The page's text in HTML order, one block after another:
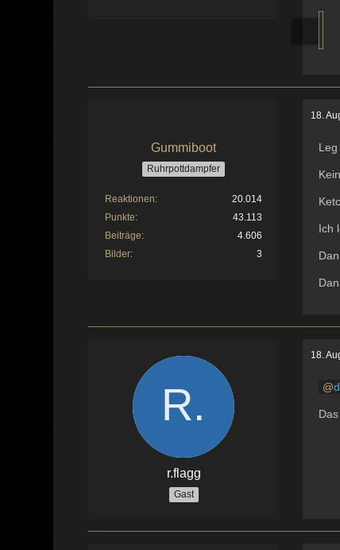
Gummiboot
Ruhrpottdampfer
Reaktionen
20.014
Punkte
43.113
Beiträge
4.606
Bilder
3
18.
Leg
Ich
r.flagg
Gast
18.